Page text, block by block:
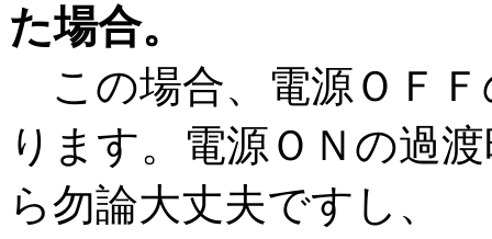
た場合。
この場合、電源ＯＦ
ります。電源ＯＮの過
ら勿論大丈夫ですし、